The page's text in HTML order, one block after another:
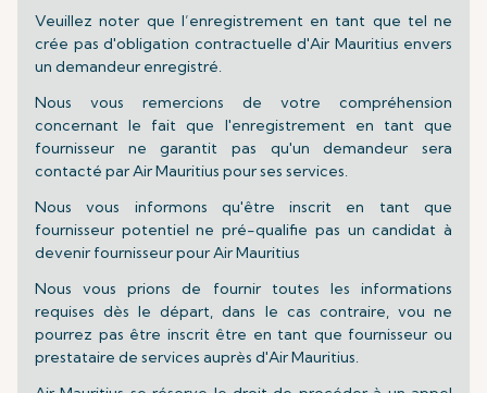
Veuillez noter que l’enregistrement en tant que tel ne
crée pas d'obligation contractuelle d'Air Mauritius envers
un demandeur enregistré.
Nous vous remercions de votre compréhension
concernant le fait que l'enregistrement en tant que
fournisseur ne garantit pas qu'un demandeur sera
contacté par Air Mauritius pour ses services.
Nous vous informons qu'être inscrit en tant que
fournisseur potentiel ne pré-qualifie pas un candidat à
devenir fournisseur pour Air Mauritius
Nous vous prions de fournir toutes les informations
requises dès le départ, dans le cas contraire, vou ne
pourrez pas être inscrit être en tant que fournisseur ou
prestataire de services auprès d'Air Mauritius.